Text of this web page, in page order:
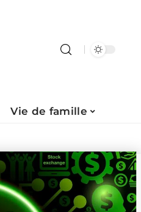
Vie de famille